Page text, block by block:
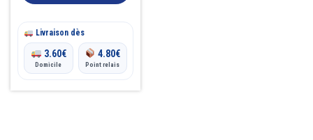
Livraison dès
3.60€
Domicile
4.80€
Point relais